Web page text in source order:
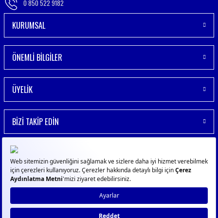
0 850 522 9182
KURUMSAL
ÖNEMLİ BİLGİLER
ÜYELİK
BİZİ TAKİP EDİN